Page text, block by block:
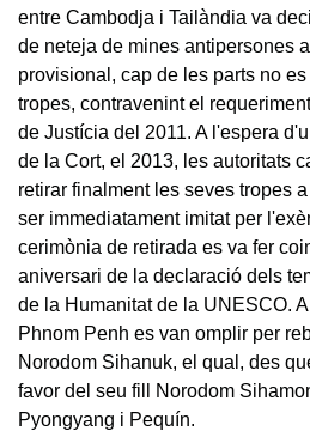
entre Cambodja i Tailàndia va
de neteja de mines antipersones
provisional, cap de les parts no
tropes, contravenint el
de Justícia del 2011. A l'espera
de la Cort, el 2013, les autoritats
retirar finalment les seves tropes
ser immediatament imitat per
cerimònia de retirada es va fer
aniversari de la declaració dels
de la Humanitat de la UNESCO.
Phnom Penh es van omplir per
Norodom Sihanuk, el qual, des
favor del seu fill Norodom
Pyongyang i Pequín.